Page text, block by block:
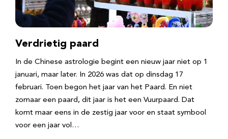
Verdrietig paard
In de Chinese astrologie begint een nieuw jaar niet op 1
januari, maar later. In 2026 was dat op dinsdag 17
februari. Toen begon het jaar van het Paard. En niet
zomaar een paard, dit jaar is het een Vuurpaard. Dat
komt maar eens in de zestig jaar voor en staat symbool
voor een jaar vol…